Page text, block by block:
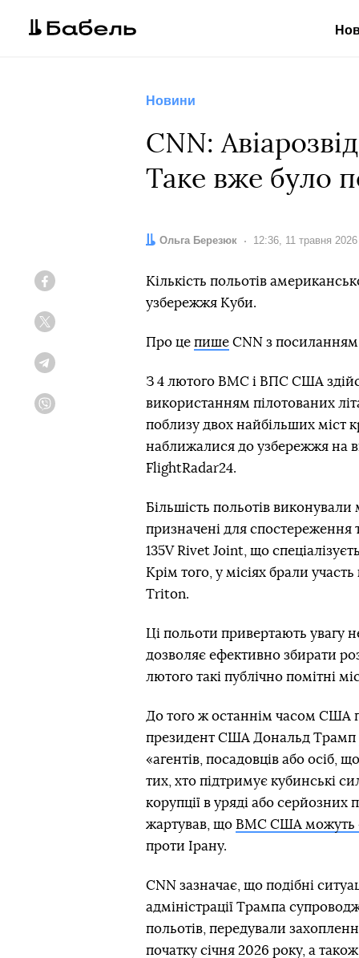
Новини
CNN:
Таке вже було
Автор:
Ольга Березюк Дата:
12:36, 11 травня 2026
Кількість польотів
узбережжя Куби.
Про це пише СNN з посиланням
З 4 лютого ВМС і ВПС США
використанням пілотованих
поблизу двох найбільших міст
наближалися до узбережжя на
FlightRadar24.
Більшість польотів виконували
призначені для спостереження
135V Rivet Joint, що
Крім того, у місіях брали
Triton.
Ці польоти привертають увагу
дозволяє ефективно збирати
лютого такі публічно помітні
До того ж останнім часом США
президент США Дональд Трамп
«агентів, посадовців або осіб,
тих, хто підтримує кубинські
корупції в уряді або
жартував, що ВМС США можуть
проти Ірану.
CNN зазначає, що подібні
адміністрації Трампа
польотів, передували
початку січня 2026 року, а